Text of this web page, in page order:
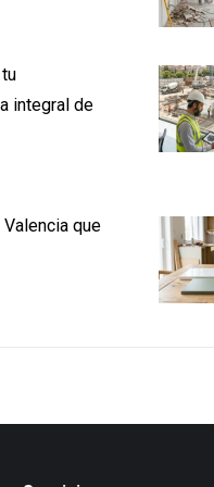
integral de
que